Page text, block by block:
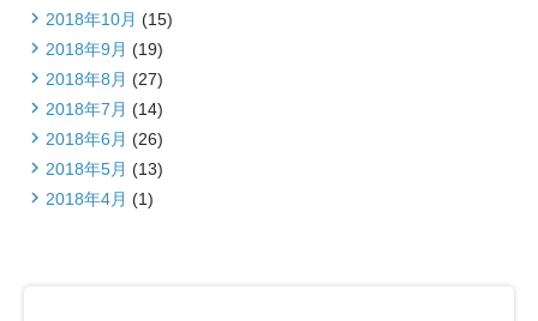
2018年10月 (15)
2018年9月 (19)
2018年8月 (27)
2018年7月 (14)
2018年6月 (26)
2018年5月 (13)
2018年4月 (1)